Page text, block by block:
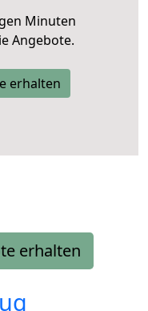
Minuten
Angebote.
erhalten
erhalten